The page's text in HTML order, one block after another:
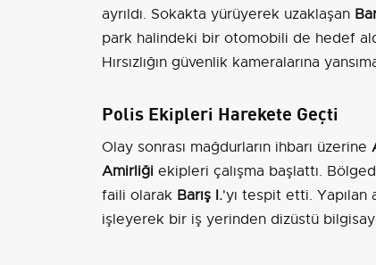
ayrıldı. Sokakta yürüyerek uzaklaşan
park halindeki bir otomobili de hedef
Hırsızlığın güvenlik kameralarına
Polis Ekipleri Harekete Geçti
Olay sonrası mağdurların ihbarı üzerine
Amirliği ekipleri çalışma başlattı.
faili olarak Barış I.'yı tespit etti. Yapılan
işleyerek bir iş yerinden dizüstü